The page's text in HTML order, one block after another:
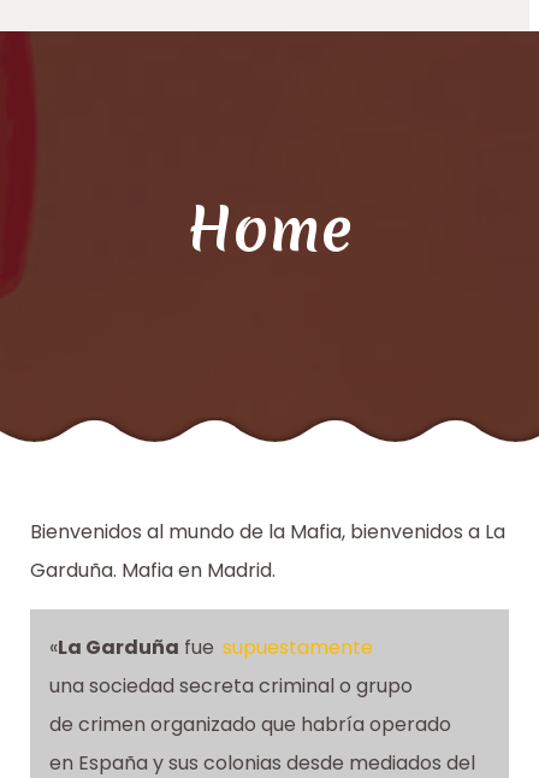
Home
Bienvenidos al mundo de la Mafia, bienvenidos a La
Garduña. Mafia en Madrid.
«La Garduña fue supuestamente
una sociedad secreta criminal o grupo
de crimen organizado que habría operado
en España y sus colonias desde mediados del